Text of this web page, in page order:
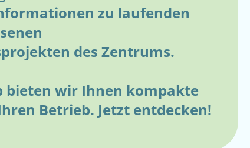
zu laufenden
des Zentrums.
bieten wir Ihnen kompakte
Betrieb. Jetzt entdecken!